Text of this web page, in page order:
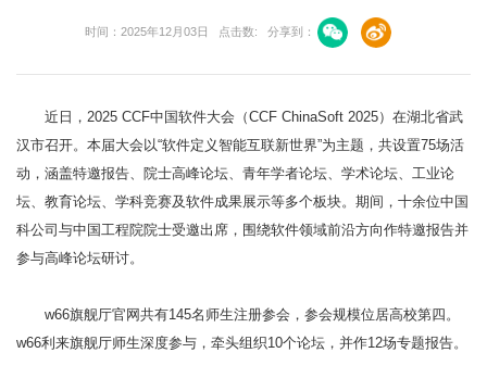
时间：2025年12月03日 点击数: 分享到：
近日，2025 CCF中国软件大会（CCF ChinaSoft 2025）在湖北省武
汉市召开。本届大会以“软件定义智能互联新世界”为主题，共设置75场活
动，涵盖特邀报告、院士高峰论坛、青年学者论坛、学术论坛、工业论
坛、教育论坛、学科竞赛及软件成果展示等多个板块。期间，十余位中国
科公司与中国工程院院士受邀出席，围绕软件领域前沿方向作特邀报告并
参与高峰论坛研讨。
w66旗舰厅官网共有145名师生注册参会，参会规模位居高校第四。
w66利来旗舰厅师生深度参与，牵头组织10个论坛，并作12场专题报告。